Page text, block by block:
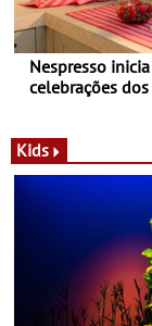
Nespresso
celebrações
Novas - Edição
Nespresso x
Kids